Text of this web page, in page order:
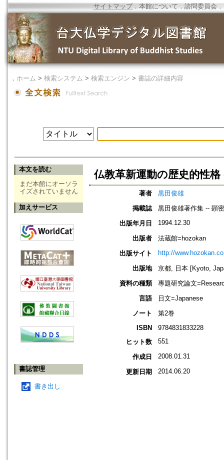
サイトマップ．本館について ． 諮問委員会 ．
． ホーム > 検索システム > 検索エンジン > 書誌の詳細内容
本文を読む
まだ本館にオーソラ
イズされていません
加えサービス
書誌管理
書き出し
仏教革新運動の歴史的性
著者
黒田俊雄
掲載誌
黒田俊雄著作集 -- 顕
出版年月日
1994.12.30
出版者
法蔵館=hozokan
出版サイト
http://
出版地
京都, 日本 [Kyoto,
資料の種類
專題研究論文
言語
日文=Japanese
ノート
第2巻
ISBN
9784831833228
ヒット数
551
作成日 2008.01.31
更新日期 2014.06.20